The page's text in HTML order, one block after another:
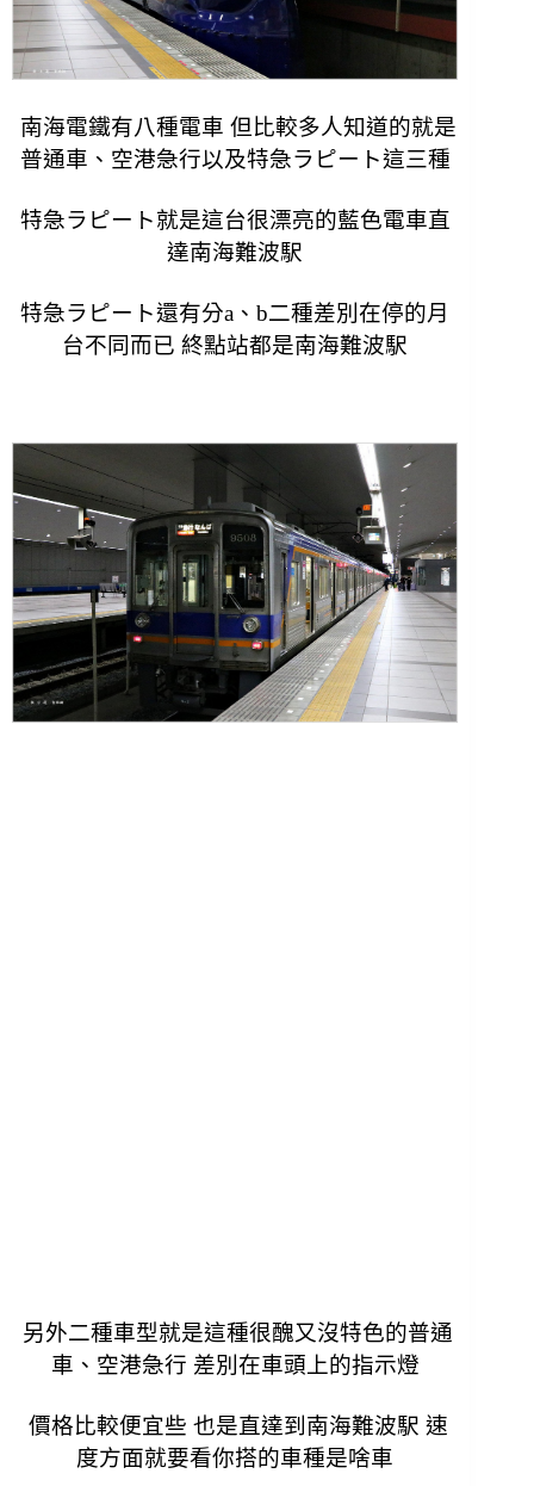
南海電鐵有八種電車 但比較多人知道的就是
普通車、空港急行以及特急ラピート這三種
特急ラピート就是這台很漂亮的藍色電車直
達南海難波駅
特急ラピート還有分a、b二種差別在停的月
台不同而已 終點站都是南海難波駅
另外二種車型就是這種很醜又沒特色的普通
車、空港急行 差別在車頭上的指示燈
價格比較便宜些 也是直達到南海難波駅 速
度方面就要看你搭的車種是啥車